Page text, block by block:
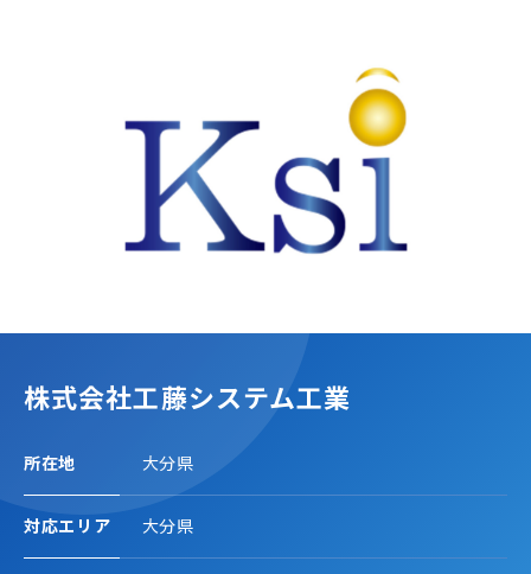
株式会社工藤システム工業
所在地 大分県
対応エリア 大分県